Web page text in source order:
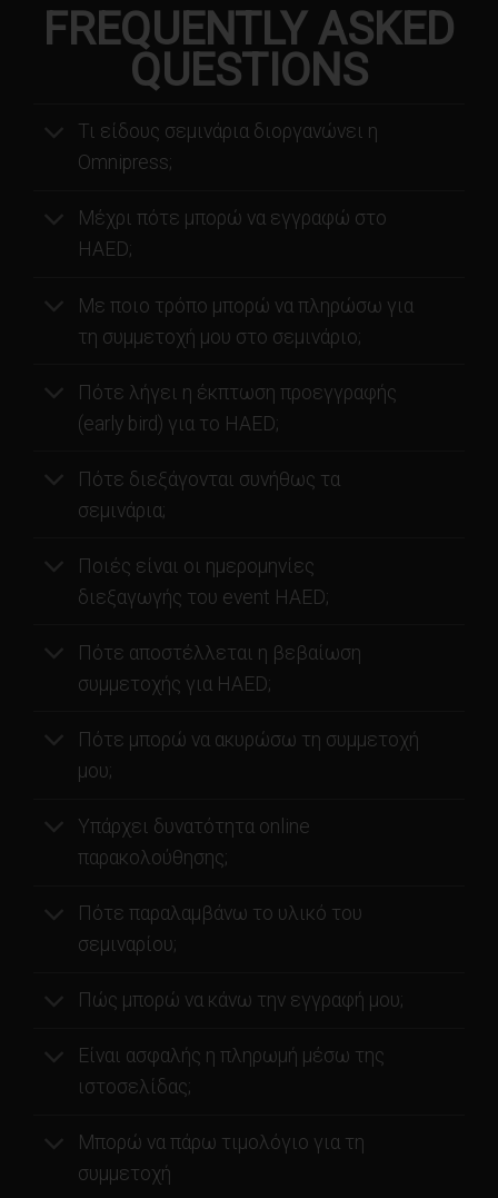
FREQUENTLY ASKED
QUESTIONS
Τι είδους σεμινάρια διοργανώνει η
Omnipress;
Μέχρι πότε μπορώ να εγγραφώ στο
HAED;
Με ποιο τρόπο μπορώ να πληρώσω για
τη συμμετοχή μου στο σεμινάριο;
Πότε λήγει η έκπτωση προεγγραφής
(early bird) για το HAED;
Πότε διεξάγονται συνήθως τα
σεμινάρια;
Ποιές είναι οι ημερομηνίες
διεξαγωγής του event HAED;
Πότε αποστέλλεται η βεβαίωση
συμμετοχής για HAED;
Πότε μπορώ να ακυρώσω τη συμμετοχή
μου;
Υπάρχει δυνατότητα online
παρακολούθησης;
Πότε παραλαμβάνω το υλικό του
σεμιναρίου;
Πώς μπορώ να κάνω την εγγραφή μου;
Είναι ασφαλής η πληρωμή μέσω της
ιστοσελίδας;
Μπορώ να πάρω τιμολόγιο για τη
συμμετοχή